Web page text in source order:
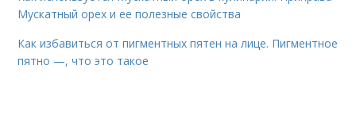
Мускатный орех и ее полезные свойства
Как избавиться от пигментных пятен на лице. Пигментное
пятно —, что это такое